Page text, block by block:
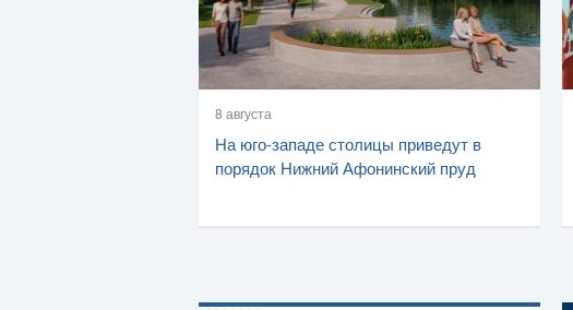
8 августа
На юго-западе столицы приведут в
порядок Нижний Афонинский пруд